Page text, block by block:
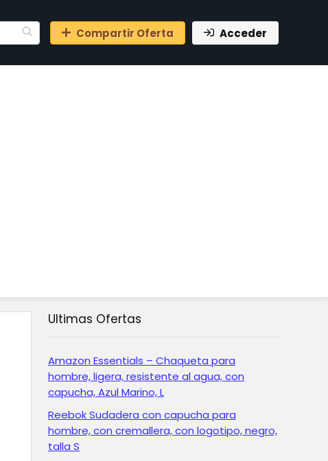
Compartir Oferta Acceder
Ultimas Ofertas
Amazon Essentials – Chaqueta para
hombre, ligera, resistente al agua, con
capucha, Azul Marino, L
Reebok Sudadera con capucha para
hombre, con cremallera, con logotipo, negro,
talla S